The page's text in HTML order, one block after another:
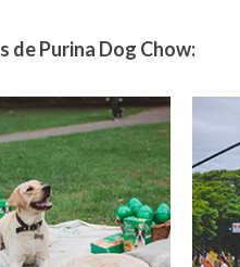
de Purina Dog Chow: